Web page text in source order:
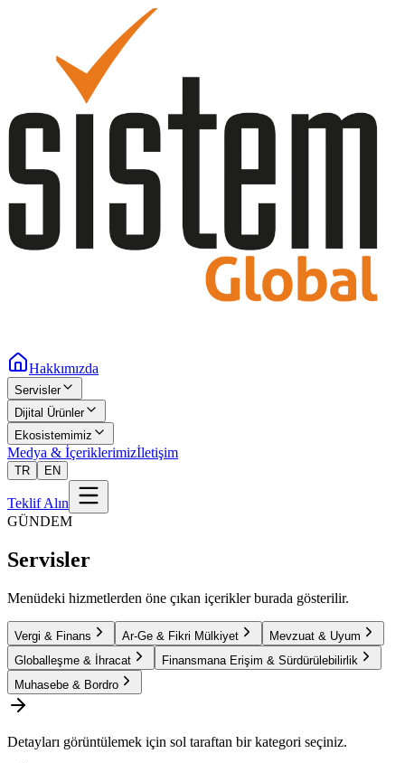
Hakkımızda
Servisler
Dijital Ürünler
Ekosistemimiz
Medya & İçeriklerimizİletişim
TR EN
Teklif Alın
GÜNDEM
Servisler
Menüdeki hizmetlerden öne çıkan içerikler burada gösterilir.
Vergi & Finans Ar-Ge & Fikri Mülkiyet
Mevzuat & Uyum
Globalleşme & İhracat
Finansmana Erişim & Sürdürülebilirlik
Muhasebe & Bordro
Detayları görüntülemek için sol taraftan bir kategori seçiniz.